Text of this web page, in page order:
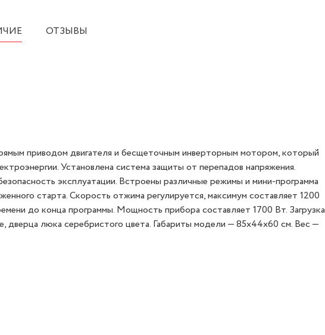
ОТЗЫВЫ
приводом двигателя и бесщеточным инверторным мотором, который
Установлена система защиты от перепадов напряжения.
эксплуатации. Встроены различные режимы и мини-программа
старта. Скорость отжима регулируется, максимум составляет 1200
до конца программы. Мощность прибора составляет 1700 Вт. Загрузка
дверца люка серебристого цвета. Габариты модели — 85х44х60 см. Вес —